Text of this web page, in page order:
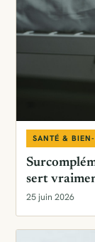
SANTÉ & BIEN-
sert
25 juin 2026